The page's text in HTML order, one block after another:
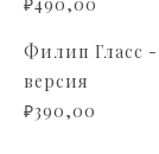
Филип Гласс -
версия
₽390,00